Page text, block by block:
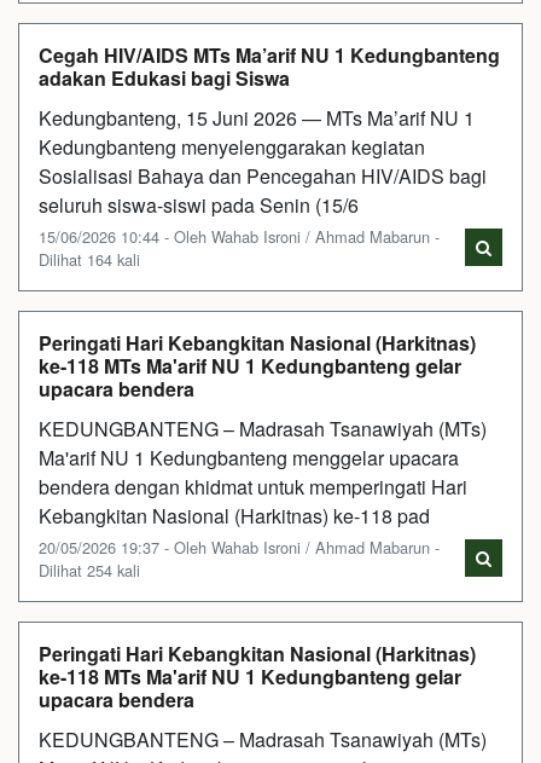
Cegah HIV/AIDS MTs Ma’arif NU 1 Kedungbanteng
adakan Edukasi bagi Siswa
Kedungbanteng, 15 Juni 2026 — MTs Ma’arif NU 1
Kedungbanteng menyelenggarakan kegiatan
Sosialisasi Bahaya dan Pencegahan HIV/AIDS bagi
seluruh siswa-siswi pada Senin (15/6
15/06/2026 10:44 - Oleh Wahab Isroni / Ahmad Mabarun -
Dilihat 164 kali
Peringati Hari Kebangkitan Nasional (Harkitnas)
ke-118 MTs Ma'arif NU 1 Kedungbanteng gelar
upacara bendera
KEDUNGBANTENG – Madrasah Tsanawiyah (MTs)
Ma'arif NU 1 Kedungbanteng menggelar upacara
bendera dengan khidmat untuk memperingati Hari
Kebangkitan Nasional (Harkitnas) ke-118 pad
20/05/2026 19:37 - Oleh Wahab Isroni / Ahmad Mabarun -
Dilihat 254 kali
Peringati Hari Kebangkitan Nasional (Harkitnas)
ke-118 MTs Ma'arif NU 1 Kedungbanteng gelar
upacara bendera
KEDUNGBANTENG – Madrasah Tsanawiyah (MTs)